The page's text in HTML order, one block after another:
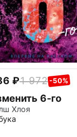
1 972 -50%
6-го
Хлоя